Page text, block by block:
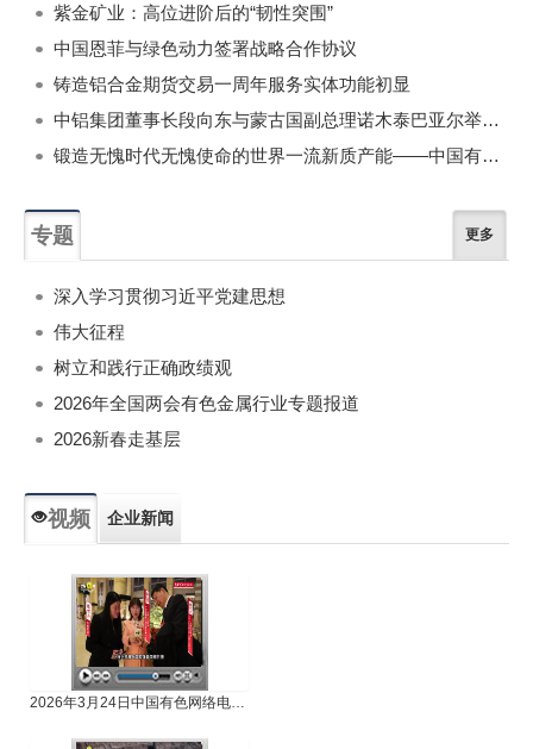
紫金矿业：高位进阶后的“韧性突围”
中国恩菲与绿色动力签署战略合作协议
铸造铝合金期货交易一周年服务实体功能初显
中铝集团董事长段向东与蒙古国副总理诺木泰巴亚尔举行会谈
锻造无愧时代无愧使命的世界一流新质产能——中国有色金属工业的战略应对与破局之道（二）
专题 更多
深入学习贯彻习近平党建思想
伟大征程
树立和践行正确政绩观
2026年全国两会有色金属行业专题报道
2026新春走基层
视频 企业新闻
2026年3月24日中国有色网络电视新闻